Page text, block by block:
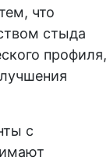
что
стыда
профиля,
с